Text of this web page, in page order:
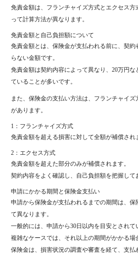
免責金額は、フランチャイズ方式とエクセス方
って計算方法が異なります。
免責金額と自己負担額について
免責金額とは、保険金が支払われる前に、契約
らない金額です。
免責金額は契約内容によって異なり、20万円
ていることが多いです。
また、保険金の支払い方法は、フランチャイ
があります。
1：フランチャイズ方式
免責金額を超える損害に対して全額が補償され
2：エクセス方式
免責金額を超えた部分のみが補償されます。
契約内容をよく確認し、自己負担額を把握して
申請にかかる期間と保険金支払い
申請から保険金が支払われるまでの期間は、保
て異なります。
一般的には、申請から30日以内を目安とされ
複雑なケースでは、それ以上の期間がかかる場
保険金は、損害状況の調査や審査を経て、支払